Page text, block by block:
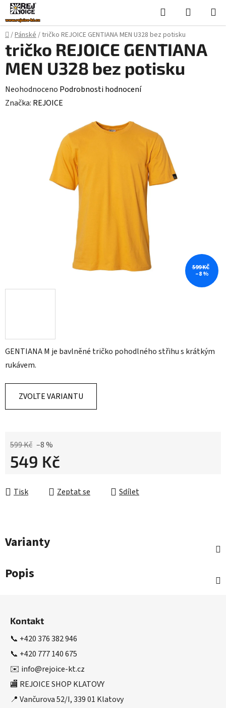
Přejít
na
obsah
Hledat
KOŠÍK
Domů
/Pánské/tričko REJOICE GENTIANA MEN U328 bez potisku
GENTIANA M je bavlněné tričko pohodlného střihu s krátkým
rukávem.
ZVOLTE VARIANTU
599 Kč –8 %
549 Kč
Tisk
Zeptat se Sdílet
tričko REJOICE GENTIANA
MEN U328 bez potisku
Průměrné
hodnocení
Neohodnoceno Podrobnosti hodnocení
Značka: REJOICE
599 KČ
–8 %
Varianty
Popis
Kontakt
📞 +420 376 382 946
📞 +420 777 140 675
✉️ info@rejoice-kt.cz
🏬 REJOICE SHOP KLATOVY
📍 Vančurova 52/I, 339 01 Klatovy